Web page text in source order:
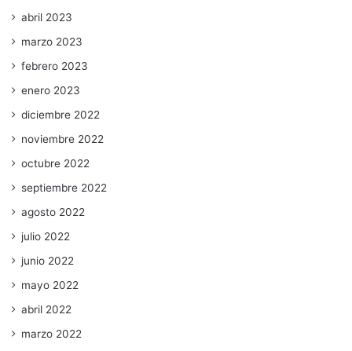
abril 2023
marzo 2023
febrero 2023
enero 2023
diciembre 2022
noviembre 2022
octubre 2022
septiembre 2022
agosto 2022
julio 2022
junio 2022
mayo 2022
abril 2022
marzo 2022